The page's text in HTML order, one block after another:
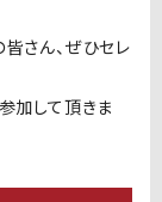
さん、ぜひセレ
加して頂きま